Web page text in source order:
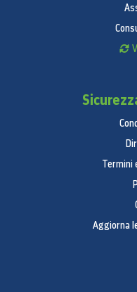
Termini
Aggiorna